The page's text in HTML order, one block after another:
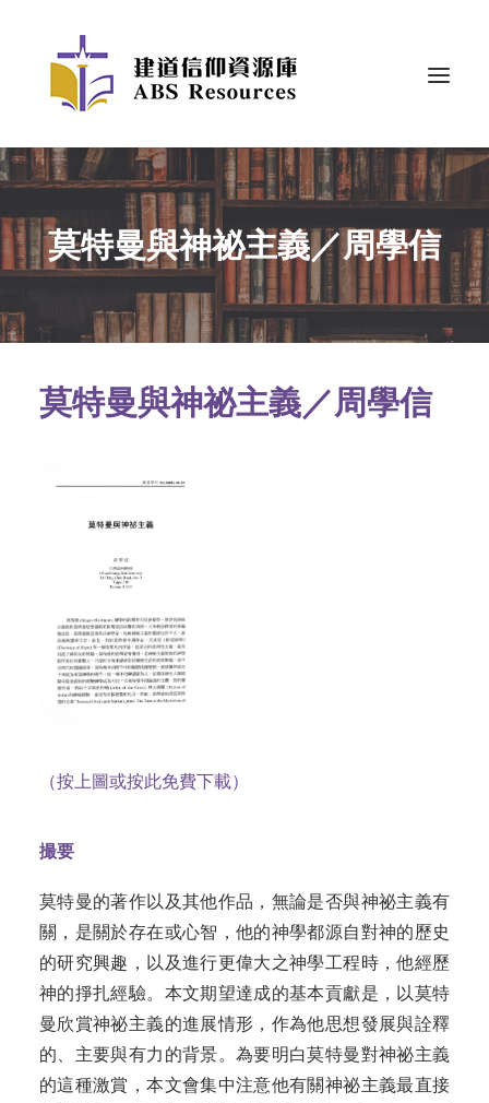
莫特曼與神祕主義／周學信
莫特曼與神祕主義／周學信
（按上圖或按此免費下載）
撮要
莫特曼的著作以及其他作品，無論是否與神祕主義有
關，是關於存在或心智，他的神學都源自對神的歷史
的研究興趣，以及進行更偉大之神學工程時，他經歷
神的掙扎經驗。本文期望達成的基本貢獻是，以莫特
曼欣賞神祕主義的進展情形，作為他思想發展與詮釋
的、主要與有力的背景。為要明白莫特曼對神祕主義
的這種激賞，本文會集中注意他有關神祕主義最直接